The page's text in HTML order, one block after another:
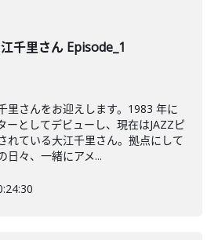
千里さん Episode_1
里さんをお迎えします。1983 年に
ーとしてデビューし、現在はJAZZピ
れている大江千里さん。拠点にして
日々、一緒にアメ...